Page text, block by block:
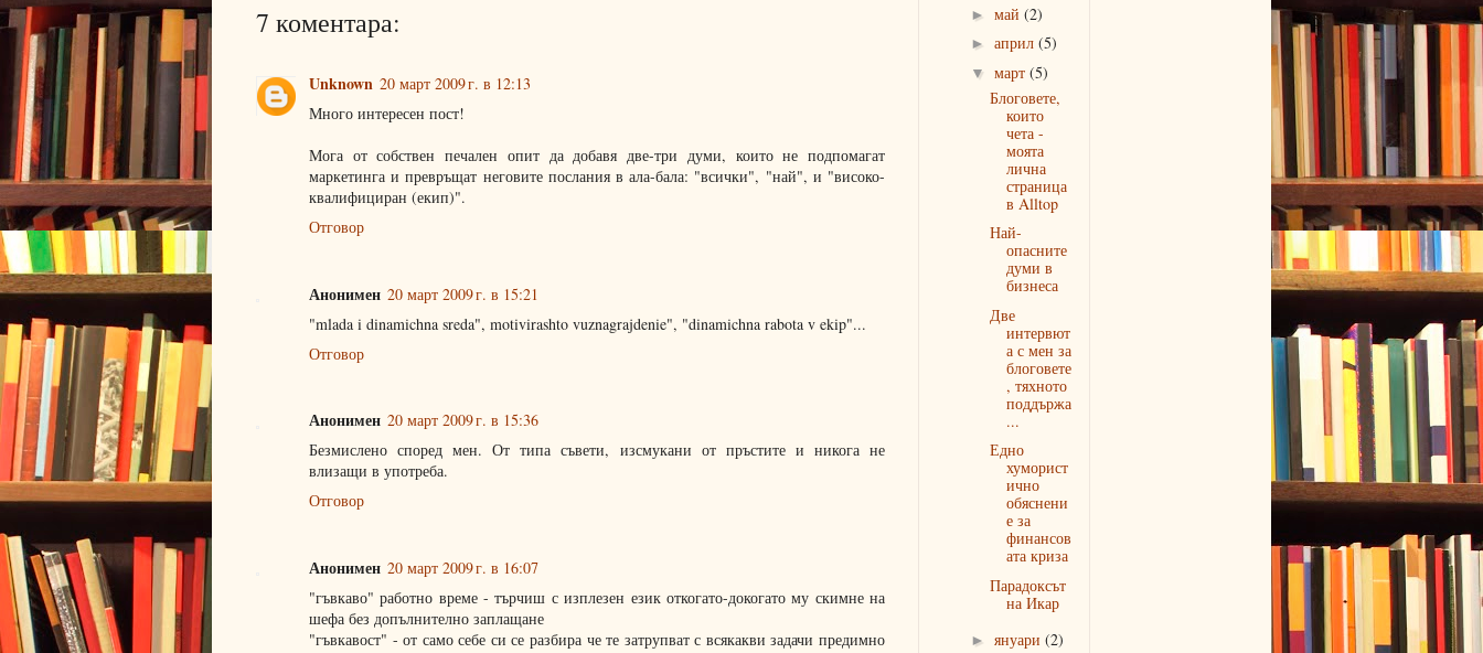
7 коментара:
Unknown 20 март 2009 г. в 12:13
Много интересен пост!
Мога от собствен печален опит да добавя две-три думи, които не подпомагат
маркетинга и превръщат неговите послания в ала-бала: "всички", "най", и "високо-
квалифициран (екип)".
Отговор
Анонимен 20 март 2009 г. в 15:21
"mlada i dinamichna sreda", motivirashto vuznagrajdenie", "dinamichna rabota v ekip"...
Отговор
Анонимен 20 март 2009 г. в 15:36
Безмислено според мен. От типа съвети, изсмукани от пръстите и никога не
влизащи в употреба.
Отговор
Анонимен 20 март 2009 г. в 16:07
"гъвкаво" работно време - търчиш с изплезен език откогато-докогато му скимне на
шефа без допълнително заплащане
"гъвкавост" - от само себе си се разбира че те затрупват с всякакви задачи предимно
► май (2)
► април (5)
▼ март (5)
Блоговете,
които
чета -
моята
лична
страница
в Alltop
Най-
опасните
думи в
бизнеса
Две
интервют
а с мен за
блоговете
, тяхното
поддържа
...
Едно
хуморист
ично
обяснени
е за
финансов
ата криза
Парадоксът
на Икар
► януари (2)